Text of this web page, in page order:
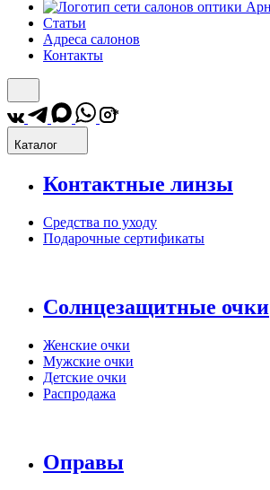
Статьи
Адреса салонов
Контакты
*
Каталог
Контактные линзы
Средства по уходу
Подарочные сертификаты
Солнцезащитные очки
Женские очки
Мужские очки
Детские очки
Распродажа
Оправы